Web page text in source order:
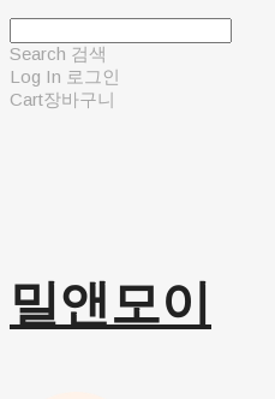
Search 검색
Log In 로그인
Cart장바구니
밀앤모이